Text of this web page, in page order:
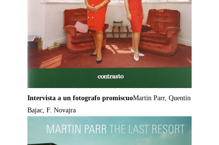
Intervista a un fotografo promiscuoMartin Parr, Quentin
Bajac, F. Novajra